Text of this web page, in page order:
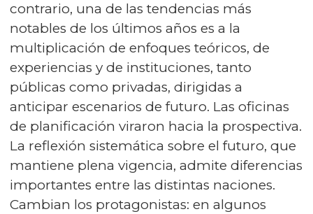
contrario, una de las tendencias más
notables de los últimos años es a la
multiplicación de enfoques teóricos, de
experiencias y de instituciones, tanto
públicas como privadas, dirigidas a
anticipar escenarios de futuro. Las oficinas
de planificación viraron hacia la prospectiva.
La reflexión sistemática sobre el futuro, que
mantiene plena vigencia, admite diferencias
importantes entre las distintas naciones.
Cambian los protagonistas: en algunos